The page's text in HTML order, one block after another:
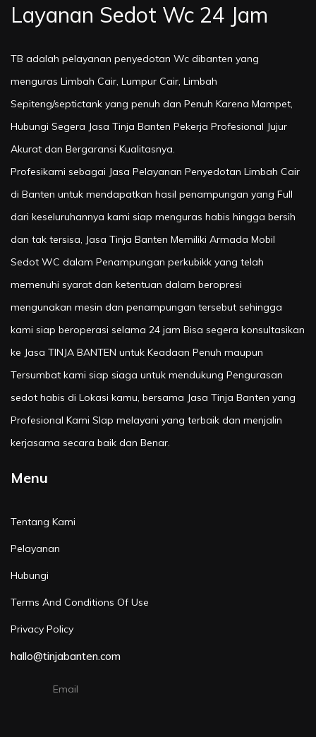
Layanan Sedot Wc 24 Jam
TB adalah pelayanan penyedotan Wc dibanten yang
menguras Limbah Cair, Lumpur Cair, Limbah
Sepiteng/septictank yang penuh dan Penuh Karena Mampet,
Hubungi Segera Jasa Tinja Banten Pekerja Profesional Jujur
Akurat dan Bergaransi Kualitasnya.
Profesikami sebagai Jasa Pelayanan Penyedotan Limbah Cair
di Banten untuk mendapatkan hasil penampungan yang Full
dari keseluruhannya kami siap menguras habis hingga bersih
dan tak tersisa, Jasa Tinja Banten Memiliki Armada Mobil
Sedot WC dalam Penampungan perkubikk yang telah
memenuhi syarat dan ketentuan dalam beropresi
mengunakan mesin dan penampungan tersebut sehingga
kami siap beroperasi selama 24 jam Bisa segera konsultasikan
ke Jasa TINJA BANTEN untuk Keadaan Penuh maupun
Tersumbat kami siap siaga untuk mendukung Pengurasan
sedot habis di Lokasi kamu, bersama Jasa Tinja Banten yang
Profesional Kami SIap melayani yang terbaik dan menjalin
kerjasama secara baik dan Benar.
Menu
Tentang Kami
Pelayanan
Hubungi
Terms And Conditions Of Use
Privacy Policy
hallo@tinjabanten.com
Email